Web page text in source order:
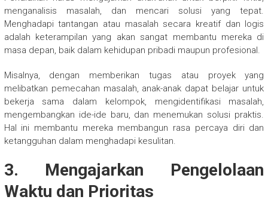
menganalisis masalah, dan mencari solusi yang tepat.
Menghadapi tantangan atau masalah secara kreatif dan logis
adalah keterampilan yang akan sangat membantu mereka di
masa depan, baik dalam kehidupan pribadi maupun profesional.
Misalnya, dengan memberikan tugas atau proyek yang
melibatkan pemecahan masalah, anak-anak dapat belajar untuk
bekerja sama dalam kelompok, mengidentifikasi masalah,
mengembangkan ide-ide baru, dan menemukan solusi praktis.
Hal ini membantu mereka membangun rasa percaya diri dan
ketangguhan dalam menghadapi kesulitan.
3. Mengajarkan Pengelolaan
Waktu dan Prioritas